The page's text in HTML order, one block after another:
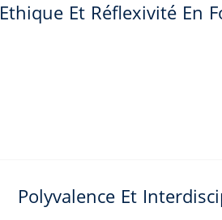
Ethique Et Réflexivité En
Polyvalence Et